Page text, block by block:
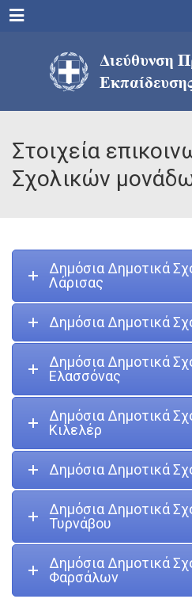
Menu
Στοιχεία
Σχολικών
Δημόσια Δημοτικά
Λάρισας
Δημόσια Δημοτικά
Δημόσια Δημοτικά
Ελασσόνας
Δημόσια Δημοτικά
Κιλελέρ
Δημόσια Δημοτικά
Δημόσια Δημοτικά
Τυρνάβου
Δημόσια Δημοτικά
Φαρσάλων